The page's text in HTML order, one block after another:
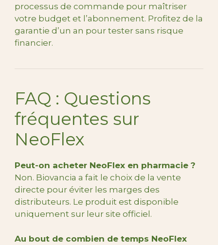
processus de commande pour maîtriser
votre budget et l’abonnement. Profitez de la
garantie d’un an pour tester sans risque
financier.
FAQ : Questions
fréquentes sur
NeoFlex
Peut-on acheter NeoFlex en pharmacie ?
Non. Biovancia a fait le choix de la vente
directe pour éviter les marges des
distributeurs. Le produit est disponible
uniquement sur leur site officiel.
Au bout de combien de temps NeoFlex